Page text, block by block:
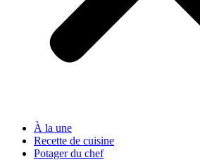
À la une
Recette de cuisine
Potager du chef